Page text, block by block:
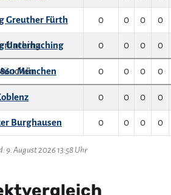
Greuther Fürth 0 0 0 0
Unterhaching 0 0 0 0
München 0 0 0 0
0 0 0 0
Burghausen 0 0 0 0
9. August 2026 13:58 Uhr